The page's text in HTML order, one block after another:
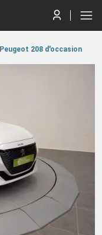
Peugeot 208 d'occasion